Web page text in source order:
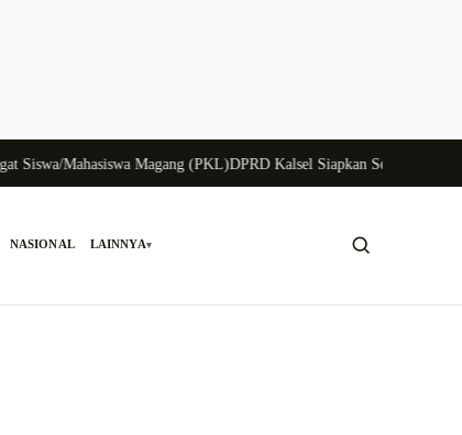
Mahasiswa Magang (PKL)DPRD Kalsel Siapkan Solusi Krisis
NASIONAL LAINNYA▾